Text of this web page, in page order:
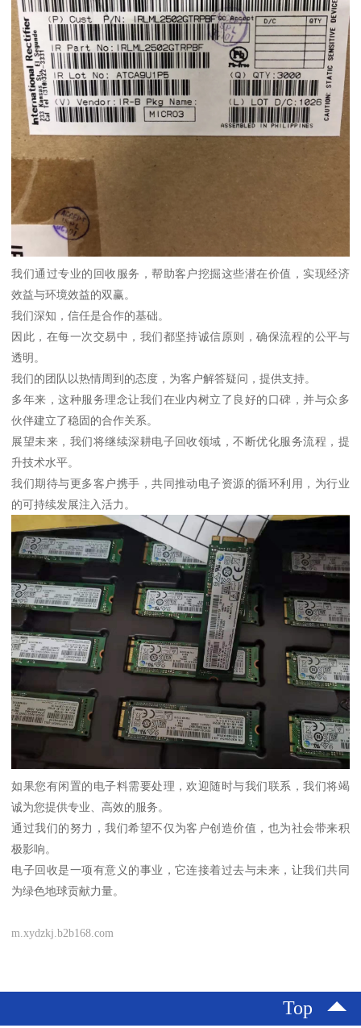
我们通过专业的回收服务，帮助客户挖掘这些潜在价值，实现经济
效益与环境效益的双赢。
我们深知，信任是合作的基础。
因此，在每一次交易中，我们都坚持诚信原则，确保流程的公平与
透明。
我们的团队以热情周到的态度，为客户解答疑问，提供支持。
多年来，这种服务理念让我们在业内树立了良好的口碑，并与众多
伙伴建立了稳固的合作关系。
展望未来，我们将继续深耕电子回收领域，不断优化服务流程，提
升技术水平。
我们期待与更多客户携手，共同推动电子资源的循环利用，为行业
的可持续发展注入活力。
如果您有闲置的电子料需要处理，欢迎随时与我们联系，我们将竭
诚为您提供专业、高效的服务。
通过我们的努力，我们希望不仅为客户创造价值，也为社会带来积
极影响。
电子回收是一项有意义的事业，它连接着过去与未来，让我们共同
为绿色地球贡献力量。
m.xydzkj.b2b168.com
Top